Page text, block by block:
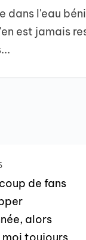
dans l'eau
est jamais
de fans
alors